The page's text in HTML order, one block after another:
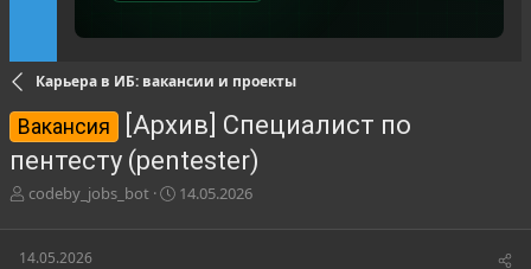
Карьера в ИБ: вакансии и проекты
Вакансия
[Архив] Специалист по
пентесту (pentester)
А
т
о
codeby_jobs_bot
Д
т
14.05.2026
14.05.2026